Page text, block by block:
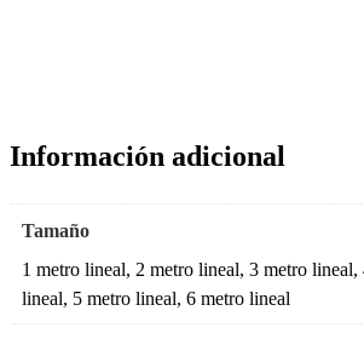
Información adicional
Tamaño
1 metro lineal, 2 metro lineal, 3 metro lineal,
lineal, 5 metro lineal, 6 metro lineal